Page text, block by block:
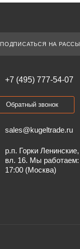
ПОДПИСАТЬСЯ НА
+7 (495) 777-54-07
Обратный звонок
sales@kugeltrade.ru
р.п. Горки
вл. 16. Мы
17:00 (Москва)